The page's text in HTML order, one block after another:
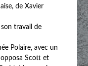
de Xavier
travail de
Polaire, avec un
Scott et